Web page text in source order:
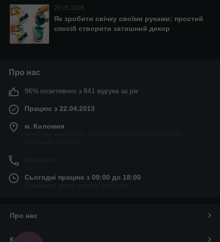
29.05.2026
Як зробити свічку своїми руками: простий
спосіб створити затишний декор
Про нас
96% позитивних з 841 відгука за рік
Працює з 22.04.2013
м. Коломия
Сьогодні працює з 09:00 до 18:00
Про нас
Контакти